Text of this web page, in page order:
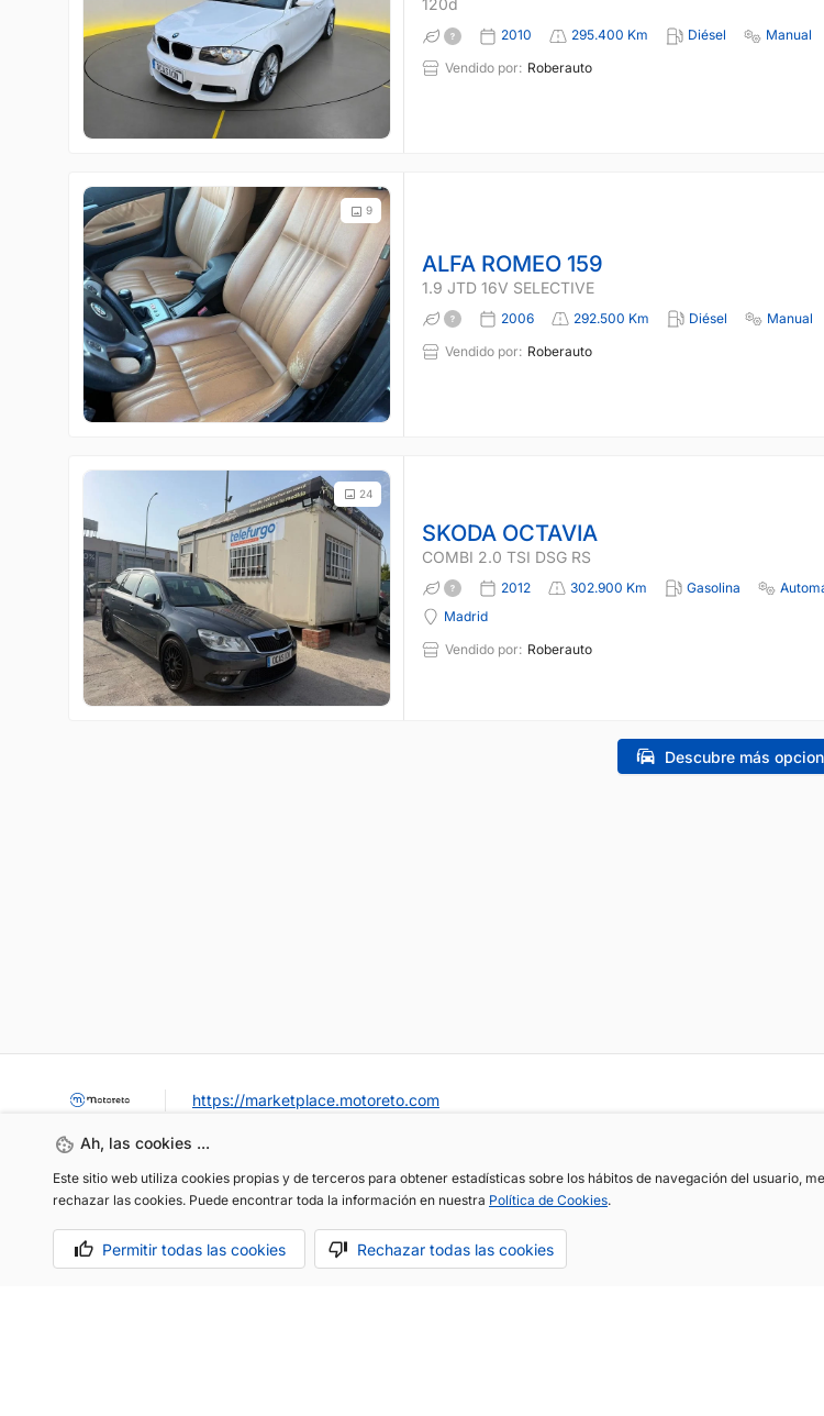
120d
2010 295.400 Km Diésel Manual
Vendido por: Roberauto
9
ALFA ROMEO 159
1.9 JTD 16V SELECTIVE
2006 292.500 Km Diésel Manual
Vendido por: Roberauto
24
SKODA OCTAVIA
COMBI 2.0 TSI DSG RS
2012 302.900 Km Gasolina
Madrid
Vendido por: Roberauto
Descubre más
Ah, las cookies ...
Este sitio web utiliza cookies propias y de terceros para obtener estadísticas sobre los hábitos de navegación del usuario,
rechazar las cookies. Puede encontrar toda la información en nuestra Política de Cookies.
Permitir todas las cookies Rechazar todas las cookies
https://marketplace.motoreto.com